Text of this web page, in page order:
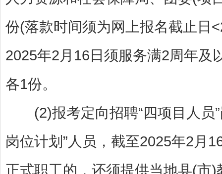
份(落款时间须为网上报名截止
2025年2月16日须服务满2周年及
各1份。
(2)报考定向招聘“四项目人员”
岗位计划”人员，截至2025年2月
正式职工的，还须提供当地县(市